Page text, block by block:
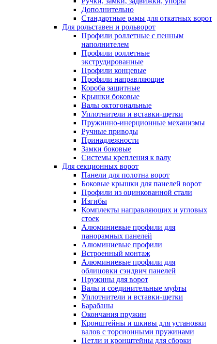
Дополнительно
Стандартные рамы для откатных ворот
Для рольставен и рольворот
Профили роллетные с пенным
наполнителем
Профили роллетные
экструдированные
Профили концевые
Профили направляющие
Короба защитные
Крышки боковые
Валы октогональные
Уплотнители и вставки-щетки
Пружинно-инерционные механизмы
Ручные приводы
Принадлежности
Замки боковые
Системы крепления к валу
Для секционных ворот
Панели для полотна ворот
Боковые крышки для панелей ворот
Профили из оцинкованной стали
Изгибы
Комплекты направляющих и угловых
стоек
Алюминиевые профили для
панорамных панелей
Алюминиевые профили
Встроенный монтаж
Алюминиевые профили для
облицовки сэндвич панелей
Пружины для ворот
Валы и соединительные муфты
Уплотнители и вставки-щетки
Барабаны
Окончания пружин
Кронштейны и шкивы для установки
валов с торсионными пружинами
Петли и кронштейны для сборки